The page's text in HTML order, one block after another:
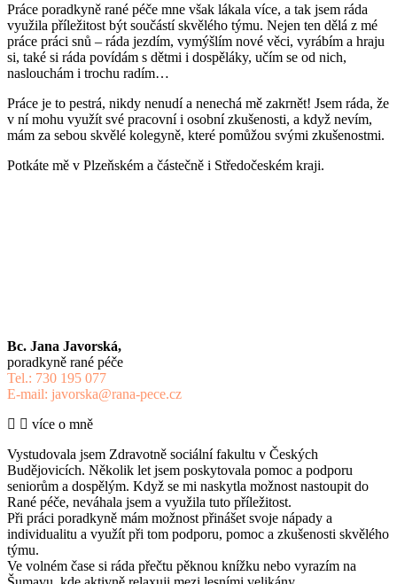
Práce poradkyně rané péče mne však lákala více, a tak jsem ráda
využila příležitost být součástí skvělého týmu. Nejen ten dělá z mé
práce práci snů – ráda jezdím, vymýšlím nové věci, vyrábím a hraju
si, také si ráda povídám s dětmi i dospěláky, učím se od nich,
naslouchám i trochu radím…
Práce je to pestrá, nikdy nenudí a nenechá mě zakrnět! Jsem ráda, že
v ní mohu využít své pracovní i osobní zkušenosti, a když nevím,
mám za sebou skvělé kolegyně, které pomůžou svými zkušenostmi.
Potkáte mě v Plzeňském a částečně i Středočeském kraji.
Bc. Jana Javorská,
poradkyně rané péče
Tel.: 730 195 077
E-mail: javorska@rana-pece.cz
více o mně
Vystudovala jsem Zdravotně sociální fakultu v Českých
Budějovicích. Několik let jsem poskytovala pomoc a podporu
seniorům a dospělým. Když se mi naskytla možnost nastoupit do
Rané péče, neváhala jsem a využila tuto příležitost.
Při práci poradkyně mám možnost přinášet svoje nápady a
individualitu a využít při tom podporu, pomoc a zkušenosti skvělého
týmu.
Ve volném čase si ráda přečtu pěknou knížku nebo vyrazím na